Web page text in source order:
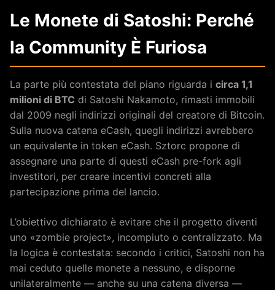
Le Monete di Satoshi: Perché
la Community È Furiosa
La parte più contestata del piano riguarda i circa 1,1
milioni di BTC di Satoshi Nakamoto, rimasti immobili
dal 2009 negli indirizzi originali del creatore di Bitcoin.
Sulla nuova catena eCash, quegli indirizzi avrebbero
un equivalente in token eCash. Sztorc propone di
assegnare una parte di questi eCash pre-fork agli
investitori, per creare incentivi concreti alla
partecipazione prima del lancio.
L’obiettivo dichiarato è evitare che il progetto diventi
uno «zombie project», incompiuto o centralizzato. Ma
la logica è contestata: secondo i critici, Satoshi non ha
mai ceduto quelle monete a nessuno, e disporne
unilateralmente — anche su una catena diversa —